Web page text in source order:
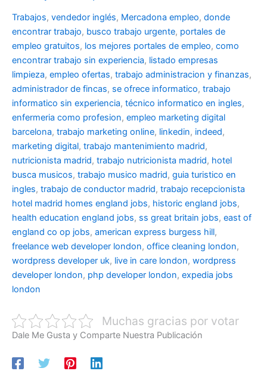
Trabajos, vendedor inglés, Mercadona empleo, donde
encontrar trabajo, busco trabajo urgente, portales de
empleo gratuitos, los mejores portales de empleo, como
encontrar trabajo sin experiencia, listado empresas
limpieza, empleo ofertas, trabajo administracion y finanzas,
administrador de fincas, se ofrece informatico, trabajo
informatico sin experiencia, técnico informatico en ingles,
enfermeria como profesion, empleo marketing digital
barcelona, trabajo marketing online, linkedin, indeed,
marketing digital, trabajo mantenimiento madrid,
nutricionista madrid, trabajo nutricionista madrid, hotel
busca musicos, trabajo musico madrid, guia turistico en
ingles, trabajo de conductor madrid, trabajo recepcionista
hotel madrid homes england jobs, historic england jobs,
health education england jobs, ss great britain jobs, east of
england co op jobs, american express burgess hill,
freelance web developer london, office cleaning london,
wordpress developer uk, live in care london, wordpress
developer london, php developer london, expedia jobs
london
Muchas gracias por votar
Dale Me Gusta y Comparte Nuestra Publicación